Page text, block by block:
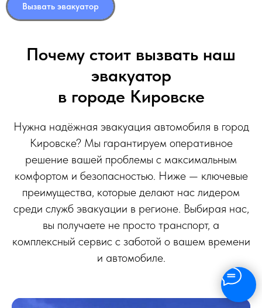
Вызвать эвакуатор
Почему стоит вызвать наш
эвакуатор
в городе Кировске
Нужна надёжная эвакуация автомобиля в город
Кировске? Мы гарантируем оперативное
решение вашей проблемы с максимальным
комфортом и безопасностью. Ниже — ключевые
преимущества, которые делают нас лидером
среди служб эвакуации в регионе. Выбирая нас,
вы получаете не просто транспорт, а
комплексный сервис с заботой о вашем времени
и автомобиле.